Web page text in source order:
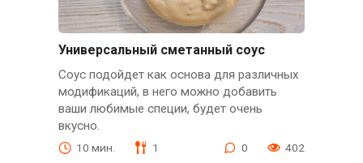
Универсальный сметанный соус
Соус подойдет как основа для различных
модификаций, в него можно добавить
ваши любимые специи, будет очень
вкусно.
10 мин. 1 0 402